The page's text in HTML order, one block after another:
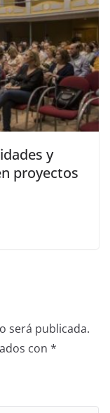
y
proyectos
será publicada.
con *